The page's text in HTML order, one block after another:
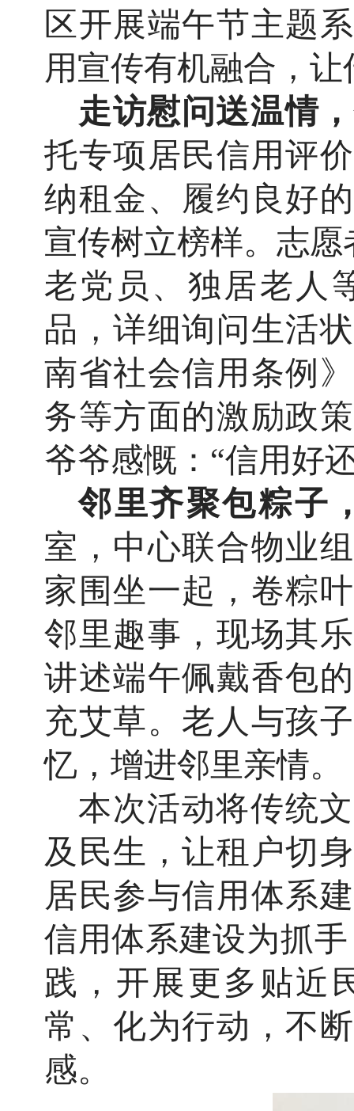
区开展端午节主题
用宣传有机融合，
走访慰问送温情
托专项居民信用评
纳租金、履约良好
宣传树立榜样。志
老党员、独居老人
品，详细询问生活
南省社会信用条例
务等方面的激励政
爷爷感慨：“信用好
邻里齐聚包粽子
室，中心联合物业
家围坐一起，卷粽
邻里趣事，现场其
讲述端午佩戴香包
充艾草。老人与孩
忆，增进邻里亲情。
本次活动将传统
及民生，让租户切
居民参与信用体系
信用体系建设为抓
践，开展更多贴近
常、化为行动，不
感。